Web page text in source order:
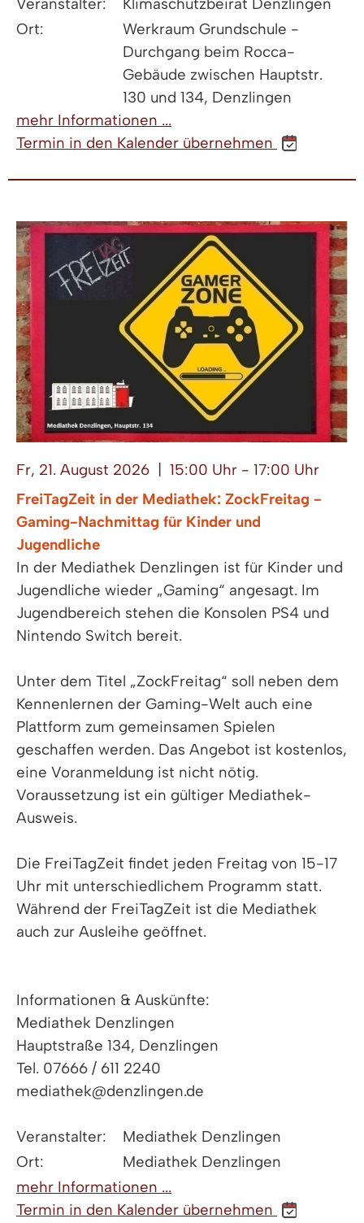
Veranstalter:
Klimaschutzbeirat Denzlingen
Ort:
Werkraum Grundschule -
Durchgang beim Rocca-
Gebäude zwischen Hauptstr.
130 und 134, Denzlingen
mehr Informationen ...
Termin in den Kalender übernehmen
Fr, 21. August 2026
15:00 Uhr - 17:00 Uhr
FreiTagZeit in der Mediathek: ZockFreitag -
Gaming-Nachmittag für Kinder und
Jugendliche
In der Mediathek Denzlingen ist für Kinder und
Jugendliche wieder „Gaming“ angesagt. Im
Jugendbereich stehen die Konsolen PS4 und
Nintendo Switch bereit.
Unter dem Titel „ZockFreitag“ soll neben dem
Kennenlernen der Gaming-Welt auch eine
Plattform zum gemeinsamen Spielen
geschaffen werden. Das Angebot ist kostenlos,
eine Voranmeldung ist nicht nötig.
Voraussetzung ist ein gültiger Mediathek-
Ausweis.
Die FreiTagZeit findet jeden Freitag von 15-17
Uhr mit unterschiedlichem Programm statt.
Während der FreiTagZeit ist die Mediathek
auch zur Ausleihe geöffnet.
Informationen & Auskünfte:
Mediathek Denzlingen
Hauptstraße 134, Denzlingen
Tel. 07666 / 611 2240
mediathek@denzlingen.de
Veranstalter:
Mediathek Denzlingen
Ort:
Mediathek Denzlingen
mehr Informationen ...
Termin in den Kalender übernehmen